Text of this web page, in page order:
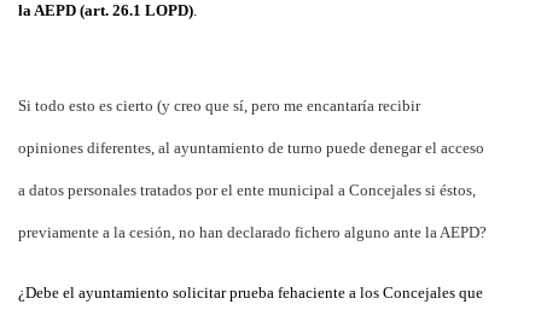
la AEPD (art. 26.1 LOPD).
Si todo esto es cierto (y creo que sí, pero me encantaría recibir
opiniones diferentes, al ayuntamiento de turno puede denegar el acceso
a datos personales tratados por el ente municipal a Concejales si éstos,
previamente a la cesión, no han declarado fichero alguno ante la AEPD?
¿Debe el ayuntamiento solicitar prueba fehaciente a los Concejales que